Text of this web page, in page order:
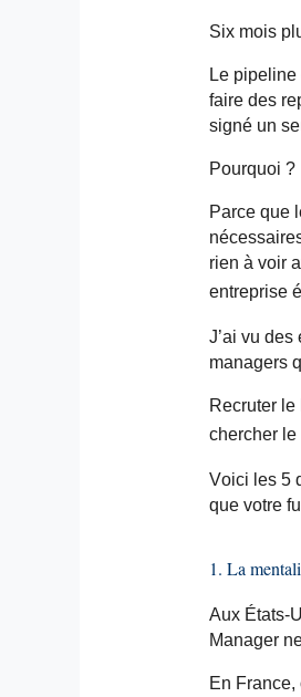
Six mois
Le
faire des
signé un
Pourquoi ?
Parce que
rien à voir
entreprise
J’ai vu
managers
Recruter
chercher le
Voici les 5
que votre
1. La
Aux États-
Manager
En